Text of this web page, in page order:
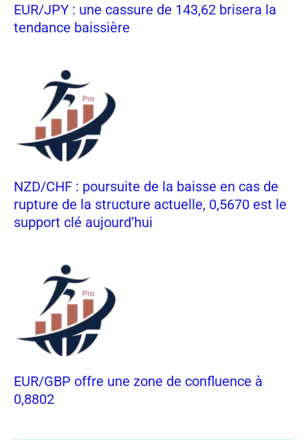
EUR/JPY : une cassure de 143,62 brisera la
tendance baissière
NZD/CHF : poursuite de la baisse en cas de
rupture de la structure actuelle, 0,5670 est le
support clé aujourd’hui
EUR/GBP offre une zone de confluence à
0,8802